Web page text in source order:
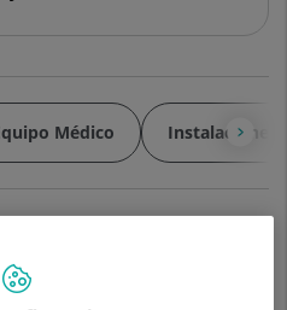
Médico Instalaciones
muy complejo la Cirugía
de procedimientos: